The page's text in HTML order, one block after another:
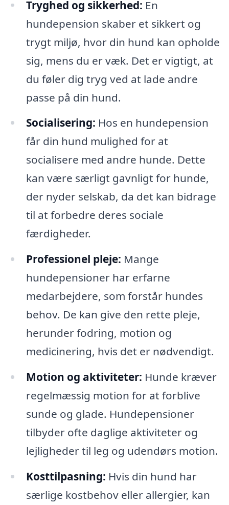
Tryghed og sikkerhed: En
hundepension skaber et sikkert og
trygt miljø, hvor din hund kan opholde
sig, mens du er væk. Det er vigtigt, at
du føler dig tryg ved at lade andre
passe på din hund.
Socialisering: Hos en hundepension
får din hund mulighed for at
socialisere med andre hunde. Dette
kan være særligt gavnligt for hunde,
der nyder selskab, da det kan bidrage
til at forbedre deres sociale
færdigheder.
Professionel pleje: Mange
hundepensioner har erfarne
medarbejdere, som forstår hundes
behov. De kan give den rette pleje,
herunder fodring, motion og
medicinering, hvis det er nødvendigt.
Motion og aktiviteter: Hunde kræver
regelmæssig motion for at forblive
sunde og glade. Hundepensioner
tilbyder ofte daglige aktiviteter og
lejligheder til leg og udendørs motion.
Kosttilpasning: Hvis din hund har
særlige kostbehov eller allergier, kan